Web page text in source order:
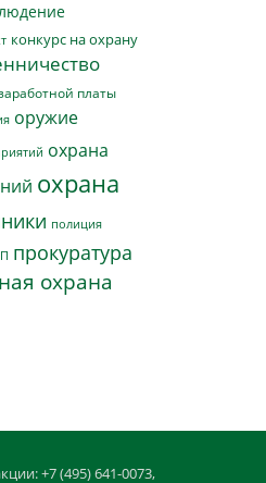
конкурс на охрану
платы
оружие
охрана
охрана
полиция
прокуратура
охрана
+7 (495) 641-0073,